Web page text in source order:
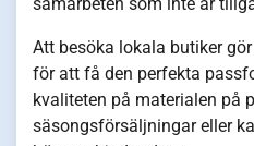
Att besöka lokala butiker
för att få den perfekta
kvaliteten på materialen på
säsongsförsäljningar eller